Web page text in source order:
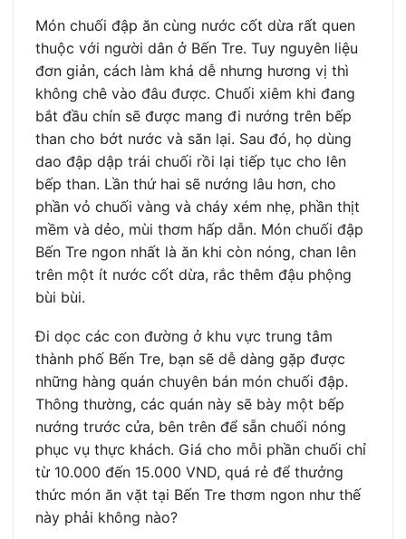
Món chuối đập ăn cùng nước cốt dừa rất quen
thuộc với người dân ở Bến Tre. Tuy nguyên liệu
đơn giản, cách làm khá dễ nhưng hương vị thì
không chê vào đâu được. Chuối xiêm khi đang
bắt đầu chín sẽ được mang đi nướng trên bếp
than cho bớt nước và săn lại. Sau đó, họ dùng
dao đập dập trái chuối rồi lại tiếp tục cho lên
bếp than. Lần thứ hai sẽ nướng lâu hơn, cho
phần vỏ chuối vàng và cháy xém nhẹ, phần thịt
mềm và dẻo, mùi thơm hấp dẫn. Món chuối đập
Bến Tre ngon nhất là ăn khi còn nóng, chan lên
trên một ít nước cốt dừa, rắc thêm đậu phộng
bùi bùi.
Đi dọc các con đường ở khu vực trung tâm
thành phố Bến Tre, bạn sẽ dễ dàng gặp được
những hàng quán chuyên bán món chuối đập.
Thông thường, các quán này sẽ bày một bếp
nướng trước cửa, bên trên để sẵn chuối nóng
phục vụ thực khách. Giá cho mỗi phần chuối chỉ
từ 10.000 đến 15.000 VND, quá rẻ để thưởng
thức món ăn vặt tại Bến Tre thơm ngon như thế
này phải không nào?